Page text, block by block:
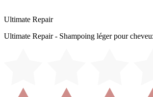
Ultimate Repair
Ultimate Repair - Shampoing léger pour